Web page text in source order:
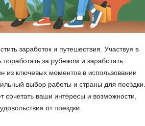
заработок и путешествия. Участвуя в
за рубежом и заработать
из ключевых моментов в использовании
выбор работы и страны для поездки.
ваши интересы и возможности,
от поездки.